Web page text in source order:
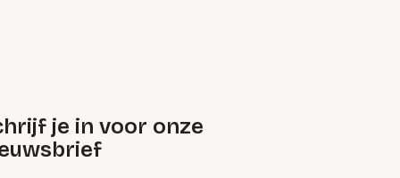
je in voor onze